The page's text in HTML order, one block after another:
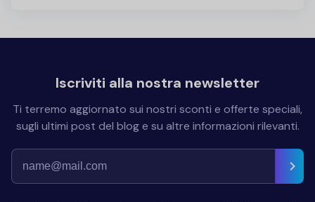
Iscriviti alla nostra newsletter
Ti terremo aggiornato sui nostri sconti e offerte speciali,
sugli ultimi post del blog e su altre informazioni rilevanti.